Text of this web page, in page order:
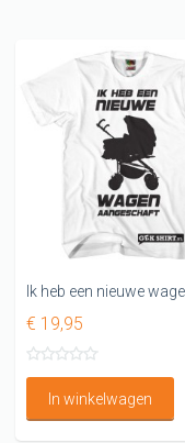
€ 19,95
In winkelwagen